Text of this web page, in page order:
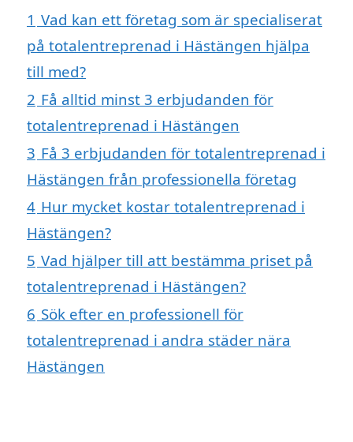
1 Vad kan ett företag som är specialiserat
på totalentreprenad i Hästängen hjälpa
till med?
2 Få alltid minst 3 erbjudanden för
totalentreprenad i Hästängen
3 Få 3 erbjudanden för totalentreprenad i
Hästängen från professionella företag
4 Hur mycket kostar totalentreprenad i
Hästängen?
5 Vad hjälper till att bestämma priset på
totalentreprenad i Hästängen?
6 Sök efter en professionell för
totalentreprenad i andra städer nära
Hästängen